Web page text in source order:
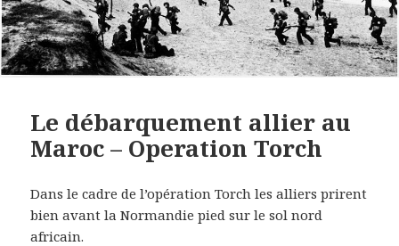
Le débarquement allier au
Maroc – Operation Torch
Dans le cadre de l’opération Torch les alliers prirent
bien avant la Normandie pied sur le sol nord
africain.